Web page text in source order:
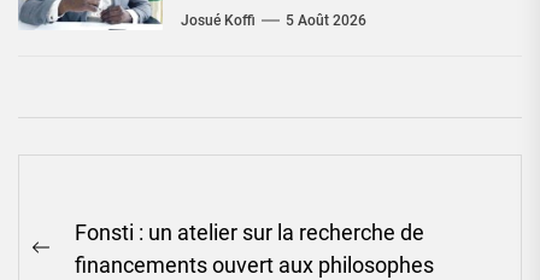
Josué Koffi 5 Août 2026
dePrevious
Fonsti : un atelier sur la recherche de
financements ouvert aux philosophes